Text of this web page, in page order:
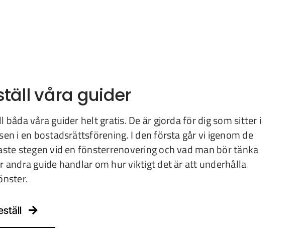
våra guider
båda våra guider helt gratis. De är gjorda för dig som sitter i
i en bostadsrättsförening. I den första går vi igenom de
stegen vid en fönsterrenovering och vad man bör tänka
andra guide handlar om hur viktigt det är att underhålla